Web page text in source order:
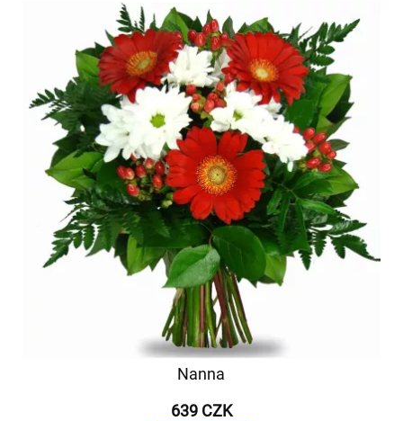
Nanna
639 CZK